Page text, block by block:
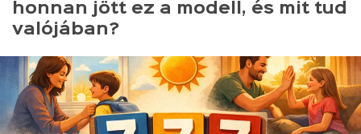
honnan jött ez a modell, és mit tud
valójában?